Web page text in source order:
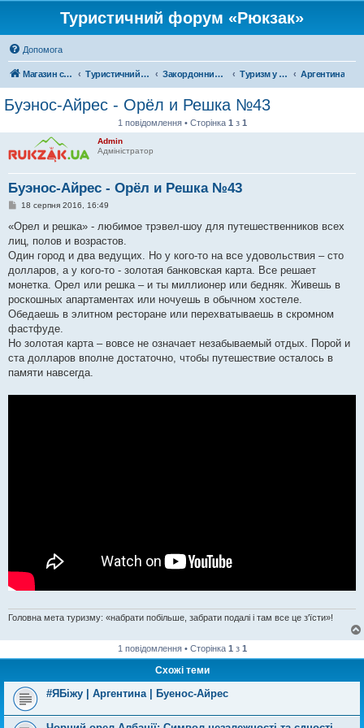
Туристичний форум «Рюкзак»
Допомога
Магазин спорядження Туристичний форум «Рюкзак» Закордонний туризм Туризм у Південній Америці Аргентина
Буэнос-Айрес - Орёл и Решка №43
1 повідомлення • Сторінка 1 з 1
Admin
Адміністратор
Буэнос-Айрес - Орёл и Решка №43
П
в
д
о
м
л
е
н
я
18 серпня 2016, 16:49
«Орел и решка» - любимое трэвел-шоу для путешественников всех
лиц, полов и возрастов.
Один город и два ведущих. Но у кого-то на все удовольствия – сто
долларов, а у кого-то - золотая банковская карта. Все решает
монетка. Орел или решка – и ты миллионер или бедняк. Живешь в
роскошных апартаментах или ночуешь в обычном хостеле.
Обедаешь в элитном ресторане или перехватываешь в скромном
фастфуде.
Но золотая карта – вовсе не означает незабываемый отдых. Порой и
ста долларов вполне достаточно, чтобы путешествие осталось в
памяти навсегда.
Головна мета туризму: «набрати побільше, забрати подалі і там все це з'їсти»!
1 повідомлення • Сторінка 1 з 1
Схожі теми
#ЯБіжу | Аргентина | Буенос-Айрес